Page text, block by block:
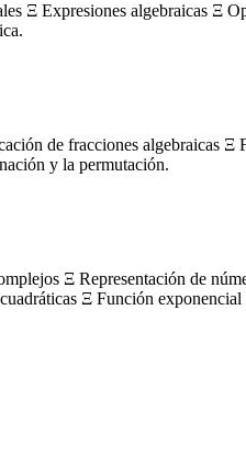
Ξ Expresiones algebraicas Ξ
de fracciones algebraicas Ξ
y la permutación.
Ξ Representación de
Ξ Función